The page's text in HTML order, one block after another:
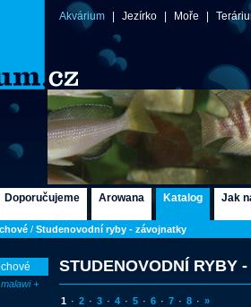
Akvárium Jezírko Moře
Doporučujeme Arowana Katalog Jak
/ Studenovodní ryby - závojnatky
+
STUDENOVODNÍ RYBY
1 · 2 · 3 · 4 · 5 · 6 · 7 · 8 · »